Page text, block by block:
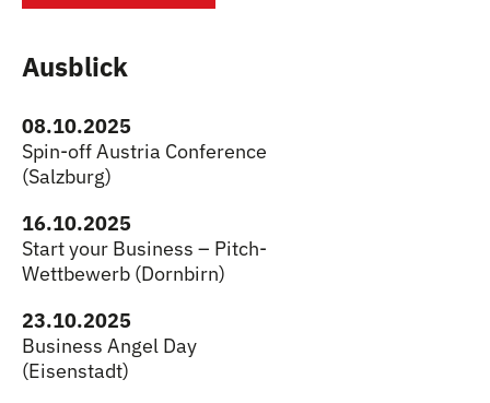
Ausblick
08.10.2025
Spin-off Austria Conference
(Salzburg)
16.10.2025
Start your Business – Pitch-
Wettbewerb (Dornbirn)
23.10.2025
Business Angel Day
(Eisenstadt)